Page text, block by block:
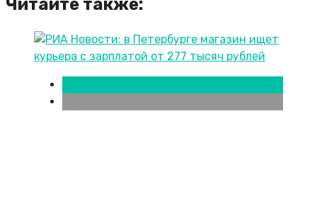
Читайте также: